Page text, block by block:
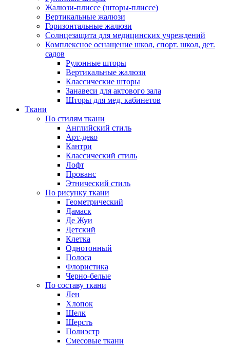
Жалюзи-плиссе (шторы-плиссе)
Вертикальные жалюзи
Горизонтальные жалюзи
Солнцезащита для медицинских учреждений
Комплексное оснащение школ, спорт. школ, дет.
садов
Рулонные шторы
Вертикальные жалюзи
Классические шторы
Занавеси для актового зала
Шторы для мед. кабинетов
Ткани
По стилям ткани
Английский стиль
Арт-деко
Кантри
Классический стиль
Лофт
Прованс
Этнический стиль
По рисунку ткани
Геометрический
Дамаск
Де Жуи
Детский
Клетка
Однотонный
Полоса
Флористика
Черно-белые
По составу ткани
Лен
Хлопок
Шелк
Шерсть
Полиэстр
Смесовые ткани